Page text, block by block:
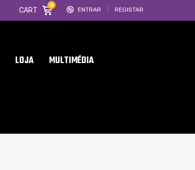
ENTRAR REGISTAR
CART
0
LOJA MULTIMÉDIA